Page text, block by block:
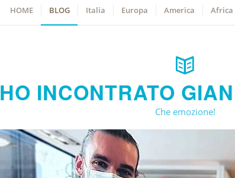
HOME BLOG Italia Europa America Africa
HO INCONTRATO
Che emozione!